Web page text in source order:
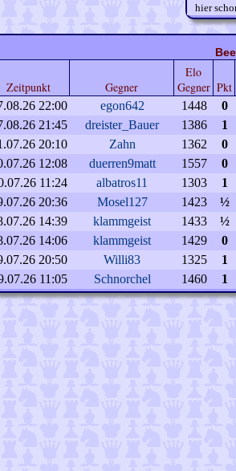
hier
Zeitpunkt Gegner
Elo
Gegner Pkt
22:00 egon642 1448
0
21:45
dreister_Bauer 1386
1
20:10
Zahn 1362
0
12:08
duerren9matt 1557
0
11:24
albatros11 1303
1
20:36
Mosel127 1423
½
14:39
klammgeist 1433
½
14:06
klammgeist 1429
0
20:50
Willi83 1325
1
11:05
Schnorchel 1460 1